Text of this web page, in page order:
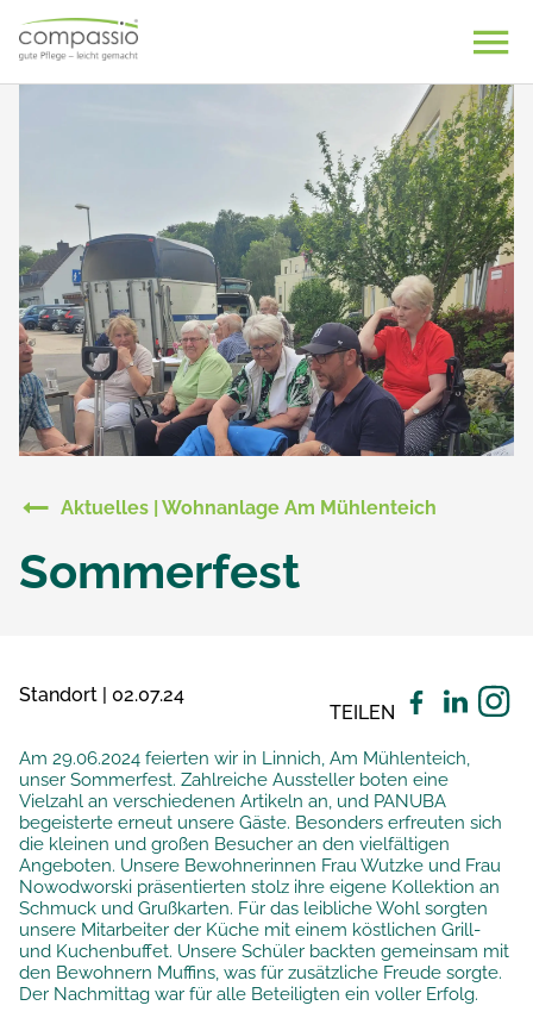
content
Aktuelles | Wohnanlage Am Mühlenteich
Sommerfest
Standort | 02.07.24
TEILEN
Am 29.06.2024 feierten wir in Linnich, Am Mühlenteich,
unser Sommerfest. Zahlreiche Aussteller boten eine
Vielzahl an verschiedenen Artikeln an, und PANUBA
begeisterte erneut unsere Gäste. Besonders erfreuten sich
die kleinen und großen Besucher an den vielfältigen
Angeboten. Unsere Bewohnerinnen Frau Wutzke und Frau
Nowodworski präsentierten stolz ihre eigene Kollektion an
Schmuck und Grußkarten. Für das leibliche Wohl sorgten
unsere Mitarbeiter der Küche mit einem köstlichen Grill-
und Kuchenbuffet. Unsere Schüler backten gemeinsam mit
den Bewohnern Muffins, was für zusätzliche Freude sorgte.
Der Nachmittag war für alle Beteiligten ein voller Erfolg.